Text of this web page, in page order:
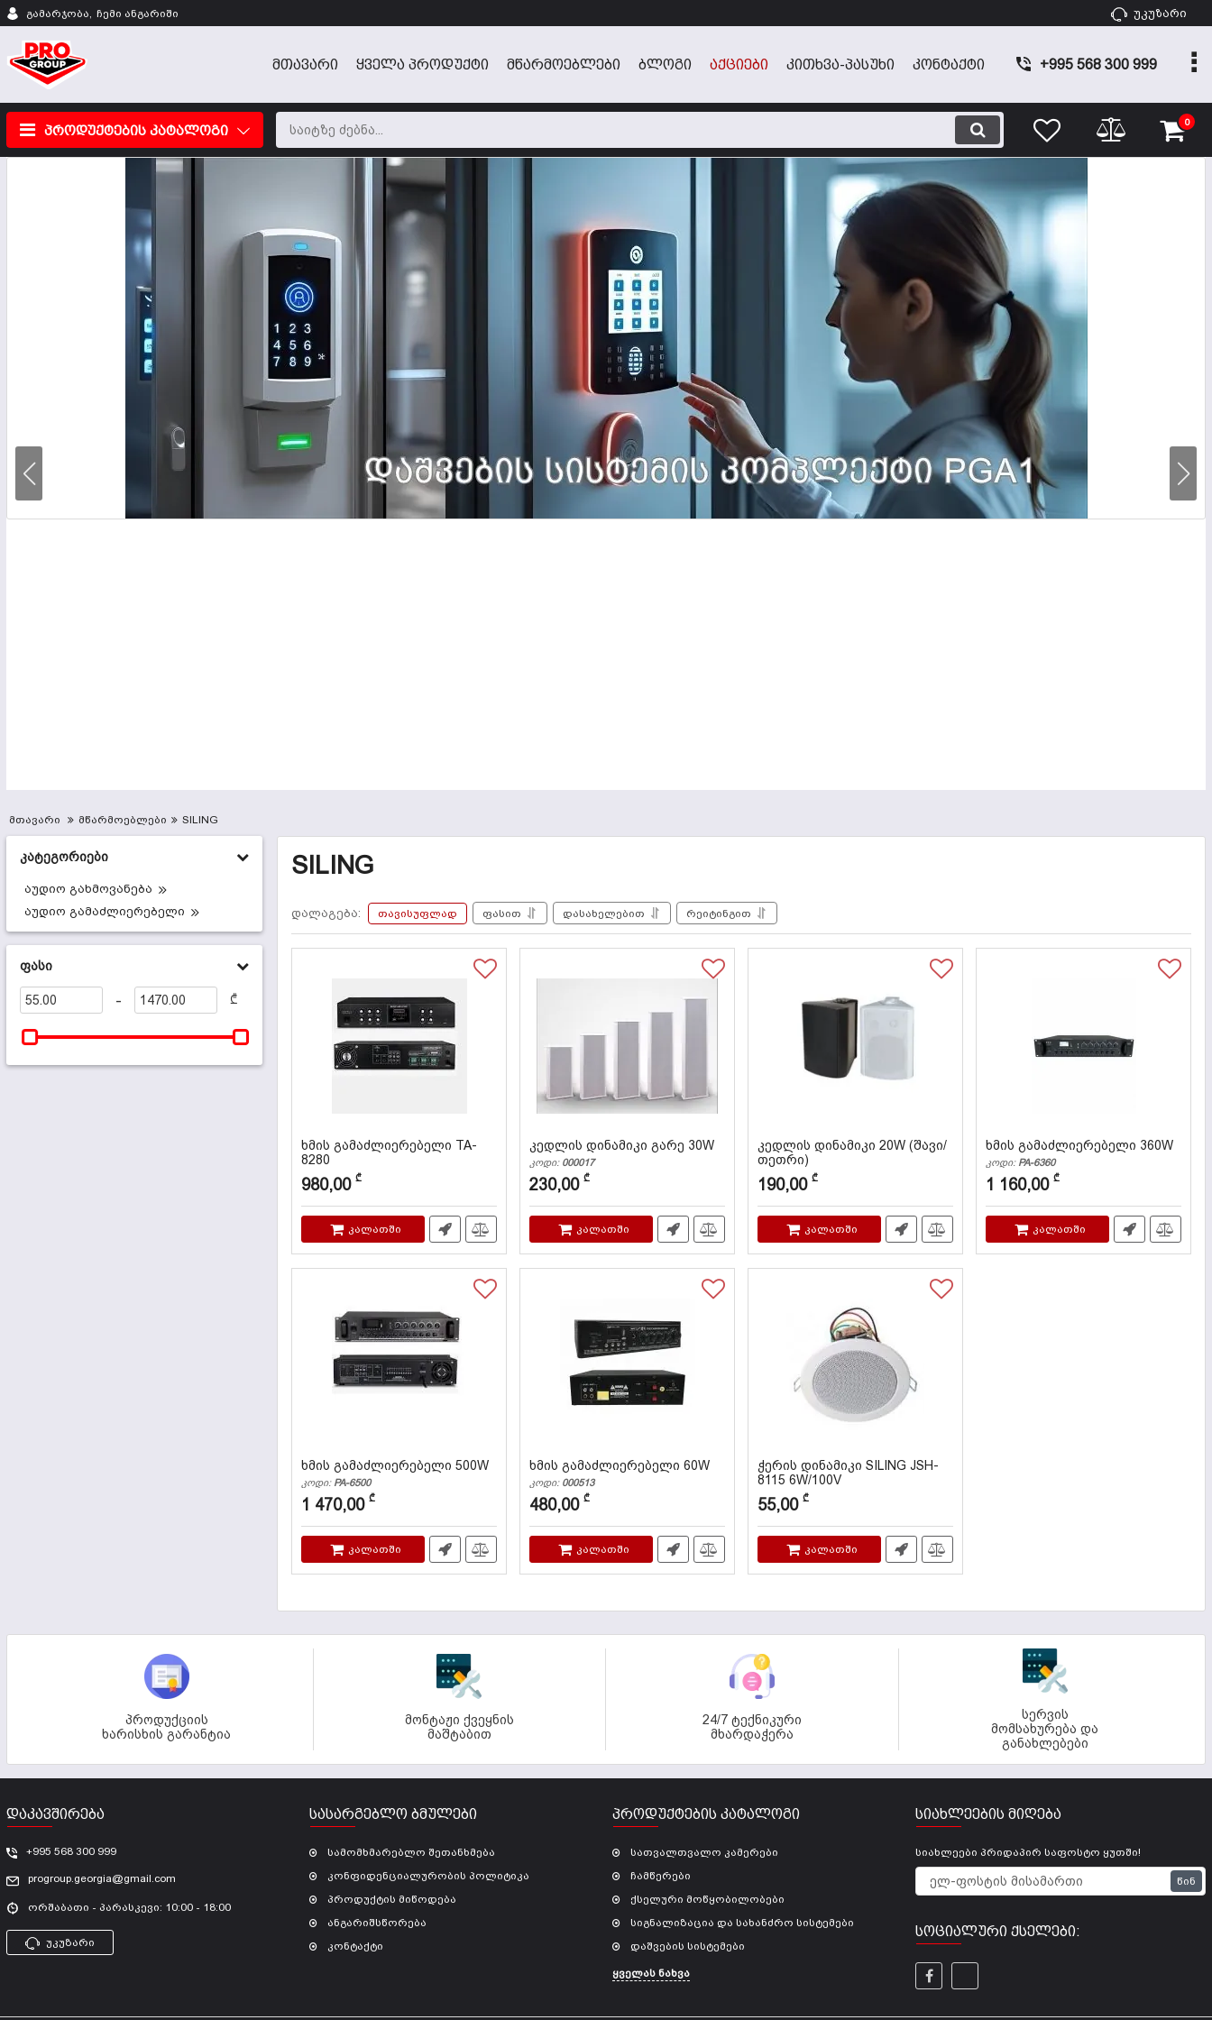
გამარჯობა, ჩემი ანგარიში უკუზარი
ᲛᲗᲐᲕᲐᲠᲘ ᲧᲕᲔᲚᲐ ᲞᲠᲝᲓᲣᲥᲢᲘ ᲛᲬᲐᲠᲛᲝᲔᲑᲚᲔᲑᲘ ᲑᲚᲝᲒᲘ ᲐᲥᲪᲘᲔᲑᲘ ᲙᲘᲗᲮᲕᲐ-ᲞᲐᲡᲣᲮᲘ ᲙᲝᲜᲢᲐᲥᲢᲘ +995 568 300 999
პროდუქტების კატალოგი 0
მთავარი მწარმოებლები SILING
კატეგორიები
აუდიო გახმოვანება
აუდიო გამაძლიერებელი
ფასი
- ₾
SILING
დალაგება: თავისუფლად ფასით დასახელებით რეიტინგით
ხმის გამაძლიერებელი TA-
8280
კოდი: 000133
980,00 ₾
კალათში
კედლის დინამიკი გარე 30W
კოდი: 000017
230,00 ₾
კალათში
კედლის დინამიკი 20W (შავი/
თეთრი)
კოდი: 000018
190,00 ₾
კალათში
ხმის გამაძლიერებელი 360W
კოდი: PA-6360
1 160,00 ₾
კალათში
ხმის გამაძლიერებელი 500W
კოდი: PA-6500
1 470,00 ₾
კალათში
ხმის გამაძლიერებელი 60W
კოდი: 000513
480,00 ₾
კალათში
ჭერის დინამიკი SILING JSH-
8115 6W/100V
კოდი: JSH-8115
55,00 ₾
კალათში
პროდუქციის
ხარისხის გარანტია
მონტაჟი ქვეყნის
მაშტაბით
24/7 ტექნიკური
მხარდაჭერა
სერვის
მომსახურება და
განახლებები
ᲓᲐᲙᲐᲕᲨᲘᲠᲔᲑᲐ
+995 568 300 999
progroup.georgia@gmail.com
ორშაბათი - პარასკევი: 10:00 - 18:00
უკუზარი
ᲡᲐᲡᲐᲠᲒᲔᲑᲚᲝ ᲑᲛᲣᲚᲔᲑᲘ
სამომხმარებლო შეთანხმება
კონფიდენციალურობის პოლიტიკა
პროდუქტის მიწოდება
ანგარიშსწორება
კონტაქტი
ᲞᲠᲝᲓᲣᲥᲢᲔᲑᲘᲡ ᲙᲐᲢᲐᲚᲝᲒᲘ
სათვალთვალო კამერები
ჩამწერები
ქსელური მოწყობილობები
სიგნალიზაცია და სახანძრო სისტემები
დაშვების სისტემები
ყველას ნახვა
ᲡᲘᲐᲮᲚᲔᲔᲑᲘᲡ ᲛᲘᲦᲔᲑᲐ
სიახლეები პრიდაპირ საფოსტო ყუთში!
Წინ
ᲡᲝᲪᲘᲐᲚᲣᲠᲘ ᲥᲡᲔᲚᲔᲑᲘ: